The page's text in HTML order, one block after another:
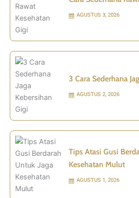
AGUSTUS 3, 2026
3 Cara Sederhana
AGUSTUS 2, 2026
Tips Atasi Gusi
Kesehatan Mulut
AGUSTUS 1, 2026